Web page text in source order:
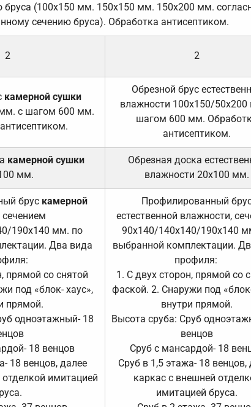
бруса (100х150 мм. 150х150 мм. 150х200 мм.
сечению бруса). Обработка антисептиком.
2 2
камерной сушки
с шагом 600 мм.
Обрезной брус
влажности 100х150/
шагом 600 мм.
антисептиком.
камерной сушки
мм.
Обрезная доска
влажности 20х100 мм.
брус камерной
сечением
190х140 мм. по
Два вида
прямой со снятой
под «блок- хаус»,
прямой.
одноэтажный- 18
18 венцов
18 венцов, далее
имитацией
Профилированный
естественной влажности,
90х140/140х140/190х140
выбранной комплектации.
профиля:
1. С двух сторон, прямой со
фаской. 2. Снаружи под
внутри прямой.
Высота сруба: Сруб
венцов
Сруб с мансардой- 18
Сруб в 1,5 этажа- 18 венцов,
каркас с внешней
имитацией бруса.